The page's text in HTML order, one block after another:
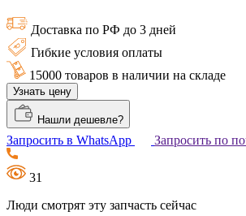
Доставка по РФ до 3 дней
Гибкие условия оплаты
15000 товаров в наличии на складе
Узнать цену
Нашли дешевле?
Запросить в WhatsApp Запросить по
31
Люди смотрят эту запчасть сейчас